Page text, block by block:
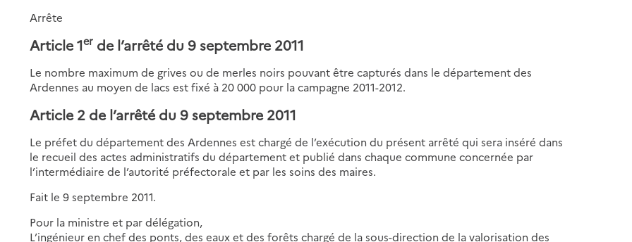
Arrête
Article 1er de l’arrêté du 9 septembre 2011
Le nombre maximum de grives ou de merles noirs pouvant être capturés dans le département des
Ardennes au moyen de lacs est fixé à 20 000 pour la campagne 2011-2012.
Article 2 de l’arrêté du 9 septembre 2011
Le préfet du département des Ardennes est chargé de l’exécution du présent arrêté qui sera inséré dans
le recueil des actes administratifs du département et publié dans chaque commune concernée par
l’intermédiaire de l’autorité préfectorale et par les soins des maires.
Fait le 9 septembre 2011.
Pour la ministre et par délégation,
L’ingénieur en chef des ponts, des eaux et des forêts chargé de la sous-direction de la valorisation des